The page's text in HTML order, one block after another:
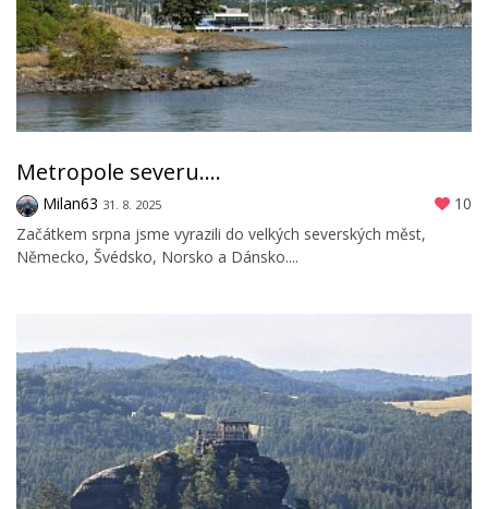
Metropole severu....
Milan63 31. 8. 2025
10
Začátkem srpna jsme vyrazili do velkých severských měst,
Německo, Švédsko, Norsko a Dánsko....